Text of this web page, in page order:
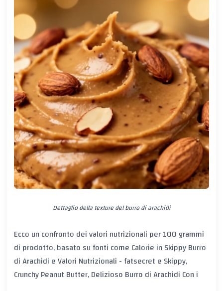
Dettaglio della texture del burro di arachidi
Ecco un confronto dei valori nutrizionali per 100 grammi
di prodotto, basato su fonti come Calorie in Skippy Burro
di Arachidi e Valori Nutrizionali - fatsecret e Skippy,
Crunchy Peanut Butter, Delizioso Burro di Arachidi Con i